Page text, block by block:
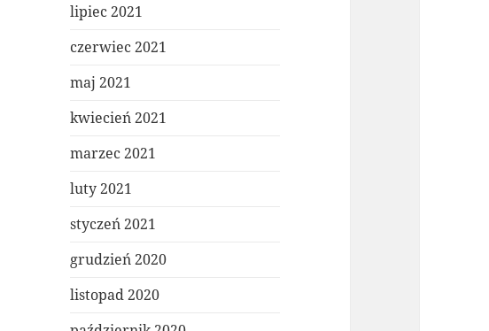
lipiec 2021
czerwiec 2021
maj 2021
kwiecień 2021
marzec 2021
luty 2021
styczeń 2021
grudzień 2020
listopad 2020